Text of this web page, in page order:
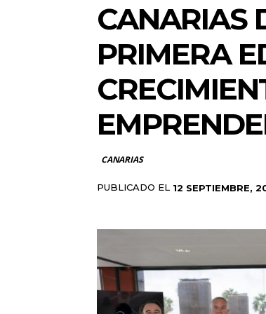
CANARIAS
PRIMERA
CANARIAS
PUBLICADO EL 12 SEPTIEMBRE,